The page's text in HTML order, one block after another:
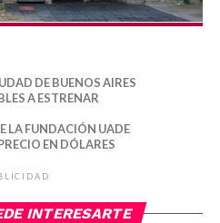
DE BUENOS AIRES
A ESTRENAR
LA FUNDACIÓN UADE
EN DÓLARES
INTERESARTE